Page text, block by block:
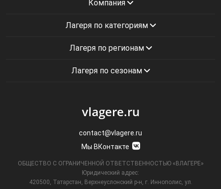
Компания
Лагеря по категориям
Лагеря по регионам
Лагеря по сезонам
vlagere.ru
contact@vlagere.ru
Мы ВКонтакте
ОБЩЕСТВО С ОГРАНИЧЕННОЙ ОТВЕТСТВЕННОСТЬЮ «ВЛАГЕРЕ»
Юридический адрес:
420500, Татарстан, Верхнеуслонский р-н, г. Иннополис, ул.